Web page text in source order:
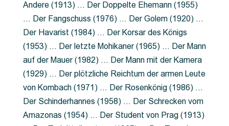
Andere (1913) … Der Doppelte Ehemann (1955)
… Der Fangschuss (1976) … Der Golem (1920) …
Der Havarist (1984) … Der Korsar des Königs
(1953) … Der letzte Mohikaner (1965) … Der Mann
auf der Mauer (1982) … Der Mann mit der Kamera
(1929) … Der plötzliche Reichtum der armen Leute
von Kombach (1971) … Der Rosenkönig (1986) …
Der Schinderhannes (1958) … Der Schrecken vom
Amazonas (1954) … Der Student von Prag (1913)